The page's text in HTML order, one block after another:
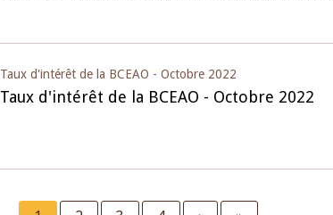
Taux d'intérêt de la BCEAO - Octobre 2022
Taux d'intérêt de la BCEAO - Octobre 2022